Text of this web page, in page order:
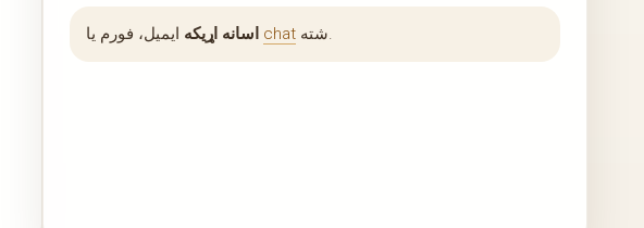
اسانه اړیکه chat شته.